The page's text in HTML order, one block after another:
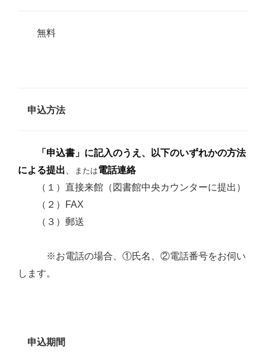
無料
申込方法
「申込書」に記入のうえ、以下のいずれかの方法
による提出
または電話連絡
（１）直接来館（図書館中央カウンターに提出）
（２）FAX
（３）郵送
※お電話の場合、①氏名、②電話番号をお伺い
します。
申込期間